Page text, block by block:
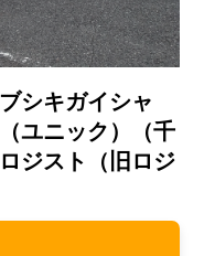
シキガイシャ
ユニック）（千
ジスト（旧ロジ